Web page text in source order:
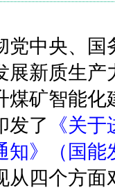
中央、国
展新质生
煤矿智能
发了
《关
知》（国
从四个方面